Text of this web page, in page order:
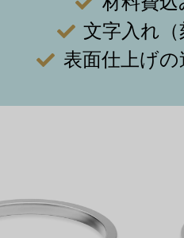
文字入れ
表面仕上げの